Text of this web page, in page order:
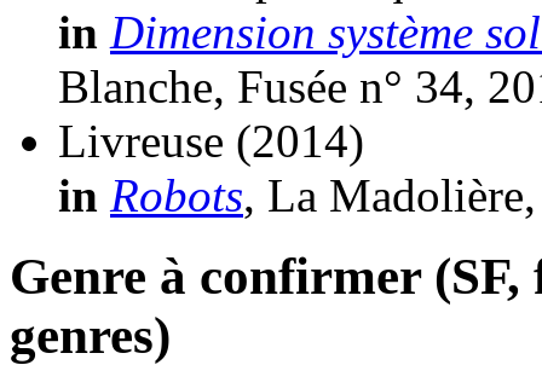
in Dimension système
Blanche, Fusée n° 34,
Livreuse (2014)
in Robots, La
Genre à confirmer
genres)